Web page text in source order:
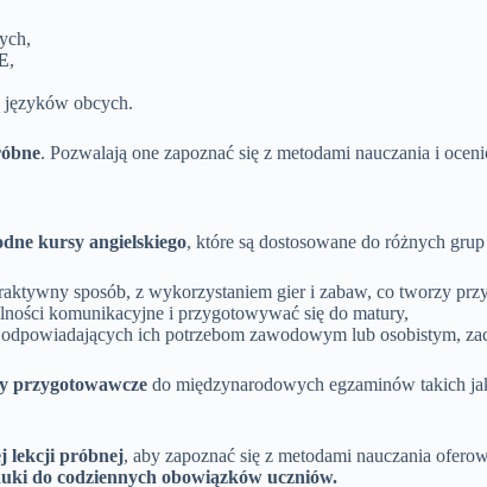
,
języków obcych.
. Pozwalają one zapoznać się z metodami nauczania i
kursy angielskiego, które są dostosowane do różnych
sposób, z wykorzystaniem gier i zabaw, co tworzy
komunikacyjne i przygotowywać się do matury,
ich potrzebom zawodowym lub osobistym,
przygotowawcze do międzynarodowych egzaminów takich
lekcji próbnej, aby zapoznać się z metodami nauczania
do codziennych obowiązków uczniów.